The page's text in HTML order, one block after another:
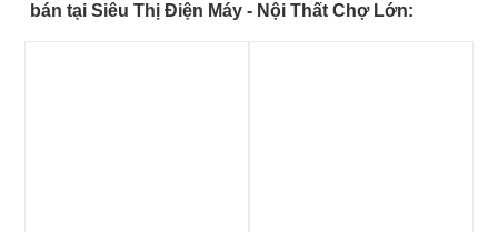
bán tại Siêu Thị Điện Máy - Nội Thất Chợ Lớn: